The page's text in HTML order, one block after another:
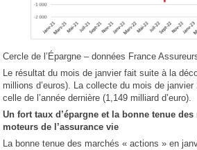
Cercle de l’Épargne – données France
Le résultat du mois de janvier fait suite à la
millions d’euros). La collecte du mois de
celle de l’année dernière (1,149 milliard d’euro).
Un fort taux d’épargne et la bonne tenue
moteurs de l’assurance vie
La bonne tenue des marchés « actions » en